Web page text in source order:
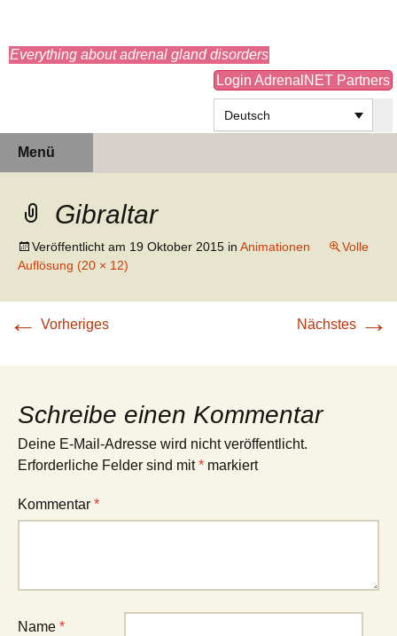
Everything about adrenal gland disorders
Login AdrenalNET Partners
Deutsch
Menü
Gibraltar
Veröffentlicht am 19 Oktober 2015 in Animationen
Volle
Auflösung (20 × 12)
← Vorheriges Nächstes →
Schreibe einen Kommentar
Deine E-Mail-Adresse wird nicht veröffentlicht.
Erforderliche Felder sind mit* markiert
Kommentar *
Name *